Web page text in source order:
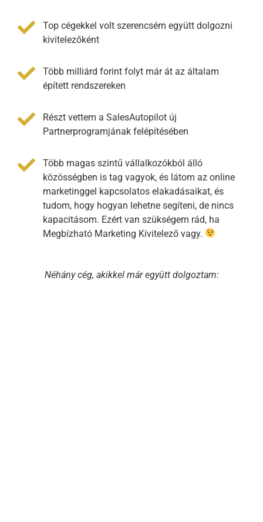
Top cégekkel volt szerencsém együtt dolgozni
kivitelezőként
Több milliárd forint folyt már át az általam
épített rendszereken
Részt vettem a SalesAutopilot új
Partnerprogramjának felépítésében
Több magas szintű vállalkozókból álló
közösségben is tag vagyok, és látom az online
marketinggel kapcsolatos elakadásaikat, és
tudom, hogy hogyan lehetne segíteni, de nincs
kapacitásom. Ezért van szükségem rád, ha
Megbízható Marketing Kivitelező vagy.
Néhány cég, akikkel már együtt dolgoztam: